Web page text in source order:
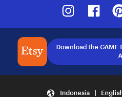
Instagram
Download the GAME
Indonesia |